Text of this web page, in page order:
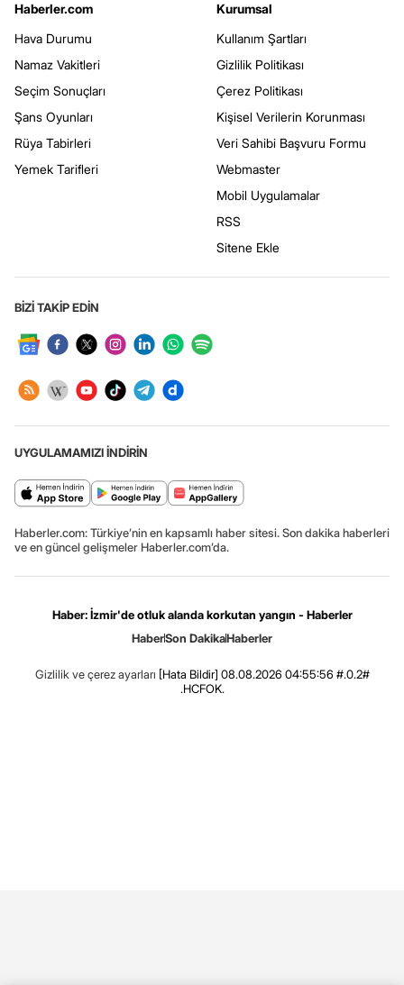
Haberler.com
Hava Durumu
Namaz Vakitleri
Seçim Sonuçları
Şans Oyunları
Rüya Tabirleri
Yemek Tarifleri
Kurumsal
Kullanım Şartları
Gizlilik Politikası
Çerez Politikası
Kişisel Verilerin Korunması
Veri Sahibi Başvuru Formu
Webmaster
Mobil Uygulamalar
RSS
Sitene Ekle
BİZİ TAKİP EDİN
UYGULAMAMIZI İNDİRİN
Haberler.com: Türkiye’nin en kapsamlı haber sitesi. Son dakika haberleri
ve en güncel gelişmeler Haberler.com’da.
Haber: İzmir'de otluk alanda korkutan yangın - Haberler
HaberSon DakikaHaberler
Gizlilik ve çerez ayarları [Hata Bildir] 08.08.2026 04:55:56 #.0.2#
.HCFOK.